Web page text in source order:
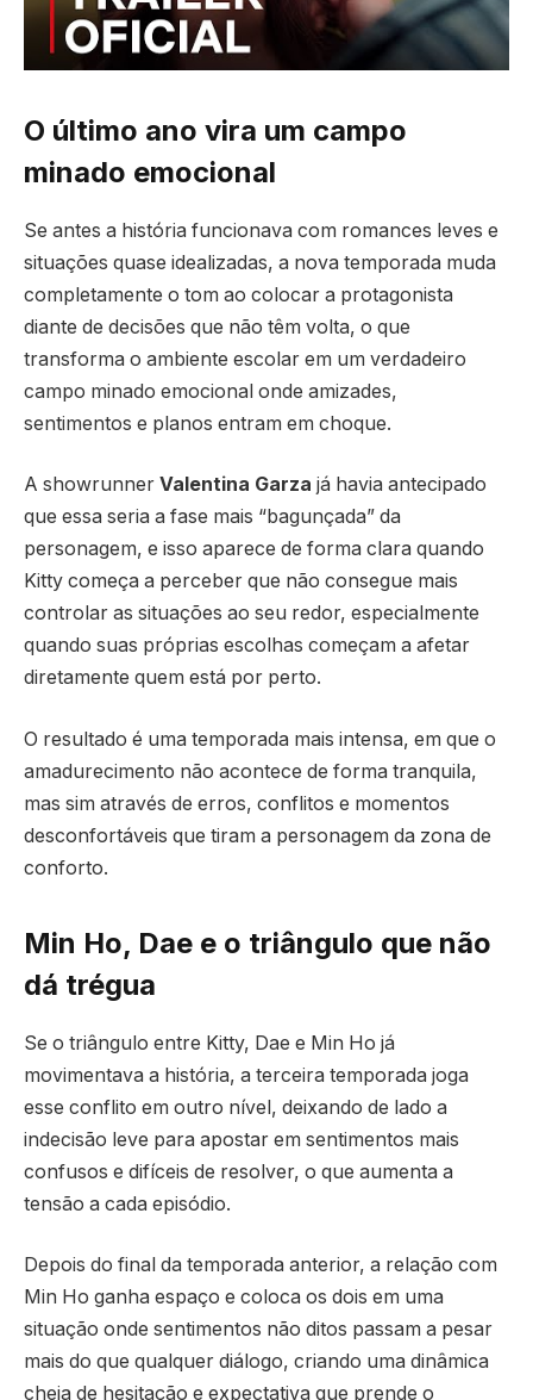
O último ano vira um campo
minado emocional
Se antes a história funcionava com romances leves e
situações quase idealizadas, a nova temporada muda
completamente o tom ao colocar a protagonista
diante de decisões que não têm volta, o que
transforma o ambiente escolar em um verdadeiro
campo minado emocional onde amizades,
sentimentos e planos entram em choque.
A showrunner Valentina Garza já havia antecipado
que essa seria a fase mais “bagunçada” da
personagem, e isso aparece de forma clara quando
Kitty começa a perceber que não consegue mais
controlar as situações ao seu redor, especialmente
quando suas próprias escolhas começam a afetar
diretamente quem está por perto.
O resultado é uma temporada mais intensa, em que o
amadurecimento não acontece de forma tranquila,
mas sim através de erros, conflitos e momentos
desconfortáveis que tiram a personagem da zona de
conforto.
Min Ho, Dae e o triângulo que não
dá trégua
Se o triângulo entre Kitty, Dae e Min Ho já
movimentava a história, a terceira temporada joga
esse conflito em outro nível, deixando de lado a
indecisão leve para apostar em sentimentos mais
confusos e difíceis de resolver, o que aumenta a
tensão a cada episódio.
Depois do final da temporada anterior, a relação com
Min Ho ganha espaço e coloca os dois em uma
situação onde sentimentos não ditos passam a pesar
mais do que qualquer diálogo, criando uma dinâmica
cheia de hesitação e expectativa que prende o